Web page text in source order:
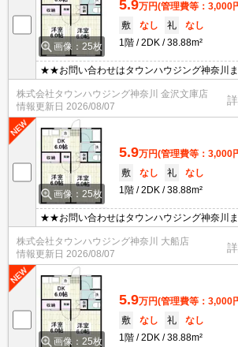
画像：25枚
5.9万円(管理費等：3,000
敷
なし 礼
なし
1階
2DK 38.88m²
★★お問い合わせはタウンハウジング神奈川
株式会社タウンハウジング神奈川 金沢文庫店
情報更新日 2026/08/07
画像：25枚
5.9万円(管理費等：3,000
敷
なし 礼
なし
1階
2DK 38.88m²
★★お問い合わせはタウンハウジング神奈川
株式会社タウンハウジング神奈川 大船店
情報更新日 2026/08/07
画像：25枚
5.9万円(管理費等：3,000
敷
なし 礼
なし
1階
2DK 38.88m²